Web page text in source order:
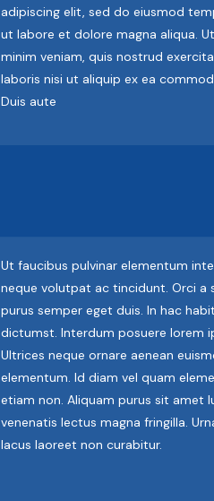
adipiscing elit, sed do eiusmod
ut labore et dolore magna aliqua.
minim veniam, quis nostrud
laboris nisi ut aliquip ex ea
Duis aute
Ut faucibus pulvinar elementum
neque volutpat ac tincidunt. Orci a
purus semper eget duis. In hac
dictumst. Interdum posuere lorem
Ultrices neque ornare aenean
elementum. Id diam vel quam
etiam non. Aliquam purus sit amet
venenatis lectus magna fringilla.
lacus laoreet non curabitur.